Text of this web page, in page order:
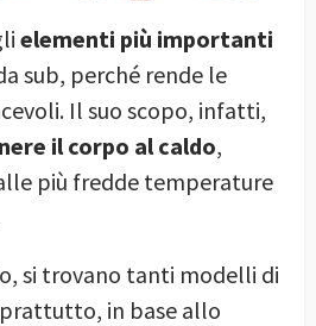
elementi più importanti
sub, perché rende le
Il suo scopo, infatti,
il corpo al caldo,
più fredde temperature
si trovano tanti modelli di
in base allo